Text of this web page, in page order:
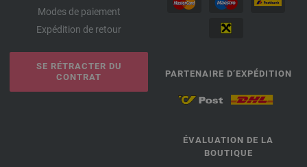
Modes de paiement
Expédition de retour
SE RÉTRACTER DU
CONTRAT
PARTENAIRE D’EXPÉDITION
ÉVALUATION DE LA
BOUTIQUE